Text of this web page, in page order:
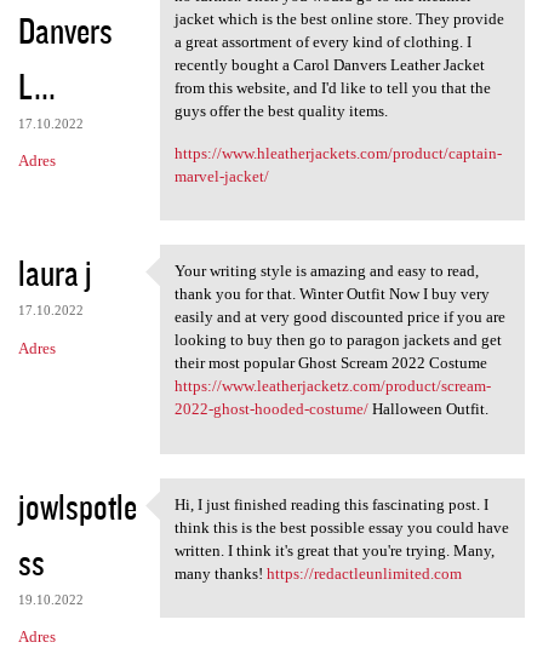
Danvers
L...
17.10.2022
Adres
jacket which is the best online store. They provide
a great assortment of every kind of clothing. I
recently bought a Carol Danvers Leather Jacket
from this website, and I'd like to tell you that the
guys offer the best quality items.
https://www.hleatherjackets.com/product/captain-
marvel-jacket/
laura j
17.10.2022
Adres
Your writing style is amazing
Your writing style is amazing and easy to read,
thank you for that. Winter Outfit Now I buy very
easily and at very good discounted price if you are
looking to buy then go to paragon jackets and get
their most popular Ghost Scream 2022 Costume
https://www.leatherjacketz.com/product/scream-
2022-ghost-hooded-costume/Halloween Outfit.
jowlspotle
ss
19.10.2022
Adres
Hi, I just finished reading
Hi, I just finished reading this fascinating post. I
think this is the best possible essay you could have
written. I think it's great that you're trying. Many,
many thanks! https://redactleunlimited.com